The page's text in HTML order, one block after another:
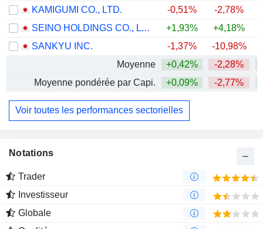
612 730
0,22%
8 M $
KAMIGUMI CO., LTD.
-0,51% -2,78%
SEINO HOLDINGS CO., LTD.
+1,93% +4,18%
SANKYU INC.
-1,37% -10,98%
Moyenne
+0,42% -2,28%
Moyenne pondérée par Capi.
+0,09% -2,77%
Voir toutes les performances sectorielles
Notations
Trader
Investisseur
Globale